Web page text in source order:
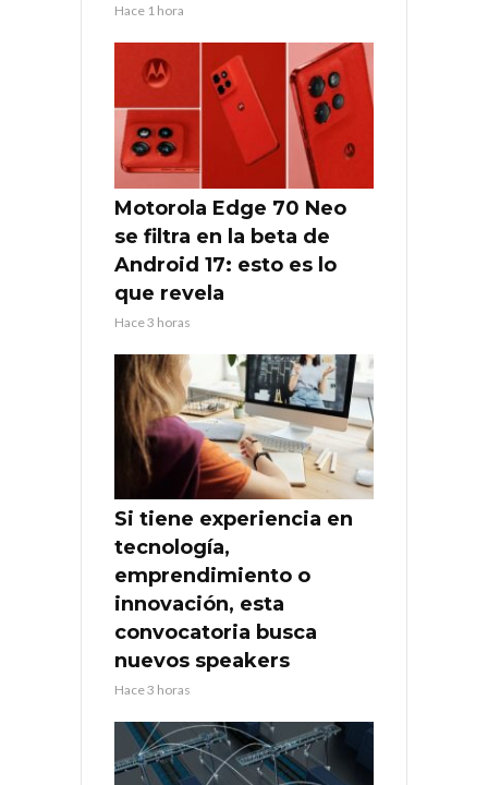
Hace 1 hora
Motorola Edge 70 Neo
se filtra en la beta de
Android 17: esto es lo
que revela
Hace 3 horas
Si tiene experiencia en
tecnología,
emprendimiento o
innovación, esta
convocatoria busca
nuevos speakers
Hace 3 horas